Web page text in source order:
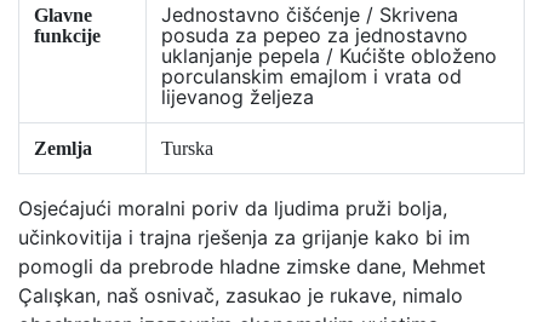
Glavne
funkcije
Jednostavno čišćenje / Skrivena
posuda za pepeo za jednostavno
uklanjanje pepela / Kućište obloženo
porculanskim emajlom i vrata od
lijevanog željeza
Zemlja Turska
Osjećajući moralni poriv da ljudima pruži bolja,
učinkovitija i trajna rješenja za grijanje kako bi im
pomogli da prebrode hladne zimske dane, Mehmet
Çalışkan, naš osnivač, zasukao je rukave, nimalo